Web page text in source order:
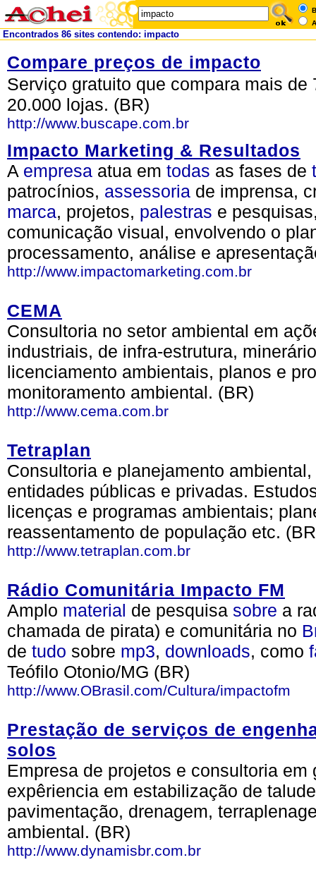
Encontrados 86 sites contendo: impacto
Compare preços de impacto
Serviço gratuito que compara mais
20.000 lojas. (BR)
http://www.buscape.com.br
Impacto Marketing & Resultados
A empresa atua em todas as fases de
patrocínios, assessoria de imprensa,
marca, projetos, palestras e
comunicação visual, envolvendo o
processamento, análise e
http://www.impactomarketing.com.br
CEMA
Consultoria no setor ambiental em
industriais, de infra-estrutura,
licenciamento ambientais, planos e
monitoramento ambiental. (BR)
http://www.cema.com.br
Tetraplan
Consultoria e planejamento
entidades públicas e privadas.
licenças e programas ambientais;
reassentamento de população etc.
http://www.tetraplan.com.br
Rádio Comunitária Impacto FM
Amplo material de pesquisa sobre a
chamada de pirata) e comunitária no
de tudo sobre mp3, downloads, como
Teófilo Otonio/MG (BR)
http://www.OBrasil.com/Cultura/impactofm
Prestação de serviços de
solos
Empresa de projetos e consultoria
expêriencia em estabilização de
pavimentação, drenagem,
ambiental. (BR)
http://www.dynamisbr.com.br